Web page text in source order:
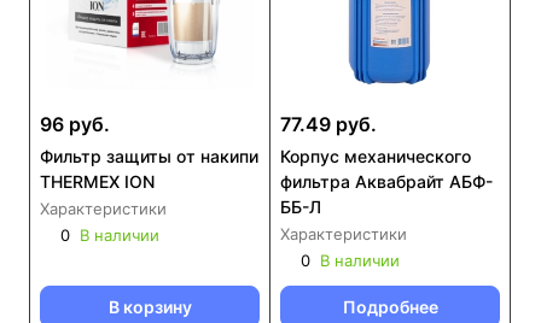
96 руб.
Фильтр защиты от накипи
THERMEX ION
Характеристики
0 В наличии
В корзину
77.49 руб.
Корпус механического
фильтра Аквабрайт АБФ-
ББ-Л
Характеристики
0 В наличии
Подробнее